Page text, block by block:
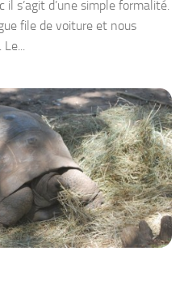
s’agit d’une simple formalité.
file de voiture et nous
Le...